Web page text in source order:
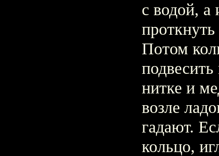
с водой, а
Потом
нитке и
возле
гадают.
кольцо,